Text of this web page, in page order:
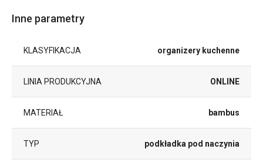
Inne parametry
KLASYFIKACJA organizery kuchenne
LINIA PRODUKCYJNA ONLINE
MATERIAŁ bambus
TYP podkładka pod naczynia